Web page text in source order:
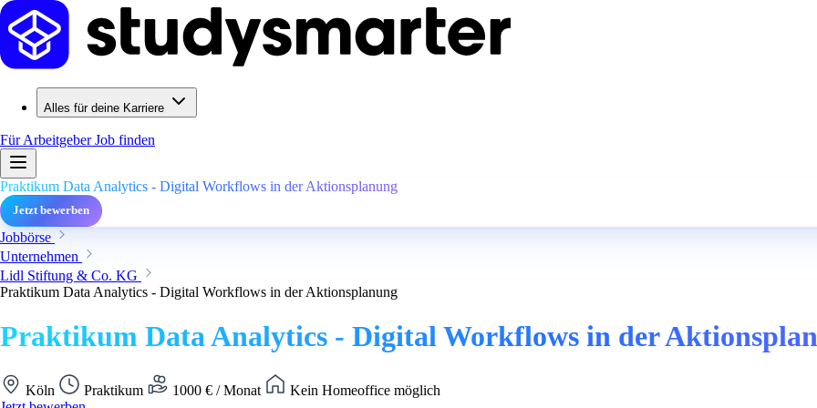
Alles für deine Karriere
Für ArbeitgeberJob finden
Praktikum Data Analytics - Digital Workflows in der Aktionsplanung
Jetzt bewerben
Jobbörse
Unternehmen
Lidl Stiftung & Co. KG
Praktikum Data Analytics - Digital Workflows in der Aktionsplanung
Praktikum Data Analytics - Digital Workflows in der
Köln Praktikum 1000 € / Monat
Kein Homeoffice möglich